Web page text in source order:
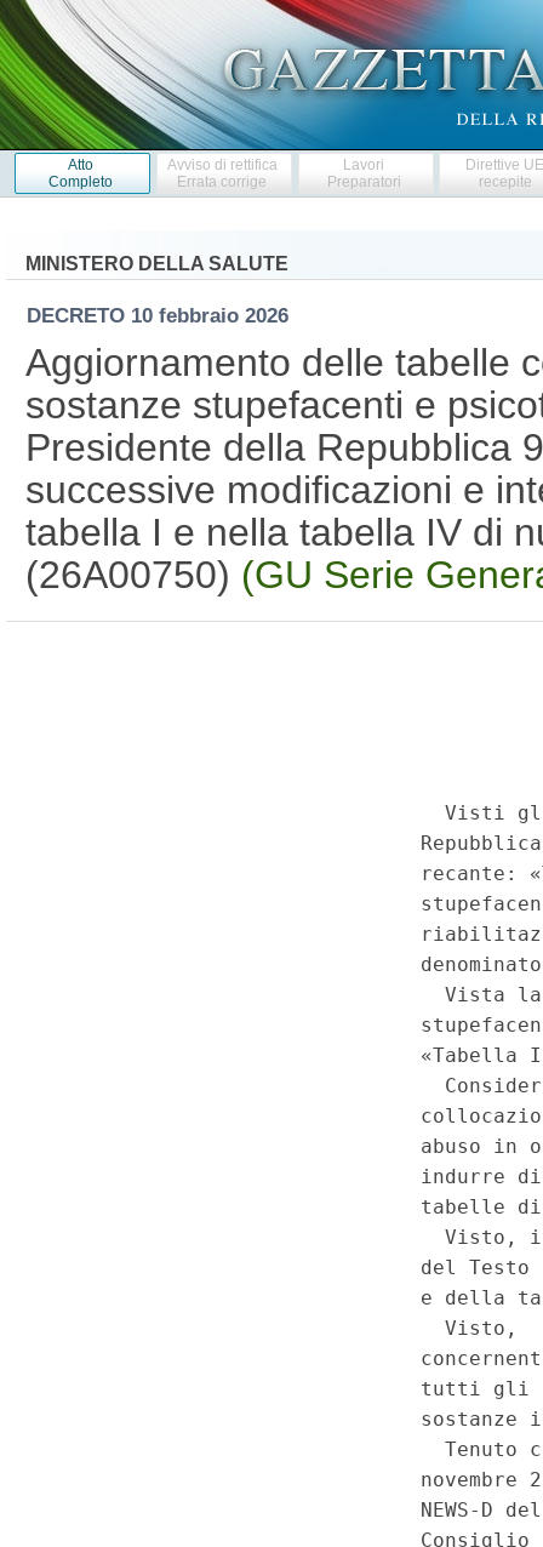
Atto
Completo
Avviso di rettifica
Errata corrige
Lavori
Preparatori
Direttive
recepite
MINISTERO DELLA SALUTE
DECRETO 10 febbraio 2026
Aggiornamento delle tabelle
sostanze stupefacenti e
Presidente della Repubblica
successive modificazioni e
tabella I e nella tabella IV di
(26A00750) (GU Serie